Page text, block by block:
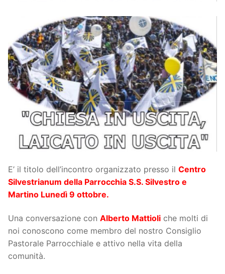
E’ il titolo dell’incontro organizzato presso il Centro
Silvestrianum della Parrocchia S.S. Silvestro e
Martino Lunedì 9 ottobre.
Una conversazione con Alberto Mattioli che molti di
noi conoscono come membro del nostro Consiglio
Pastorale Parrocchiale e attivo nella vita della
comunità.